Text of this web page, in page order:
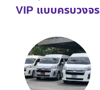
VIP แบบครบวงจร